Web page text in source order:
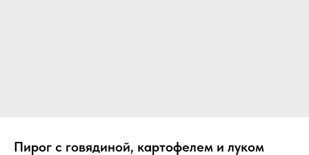
Пирог с говядиной, картофелем и луком